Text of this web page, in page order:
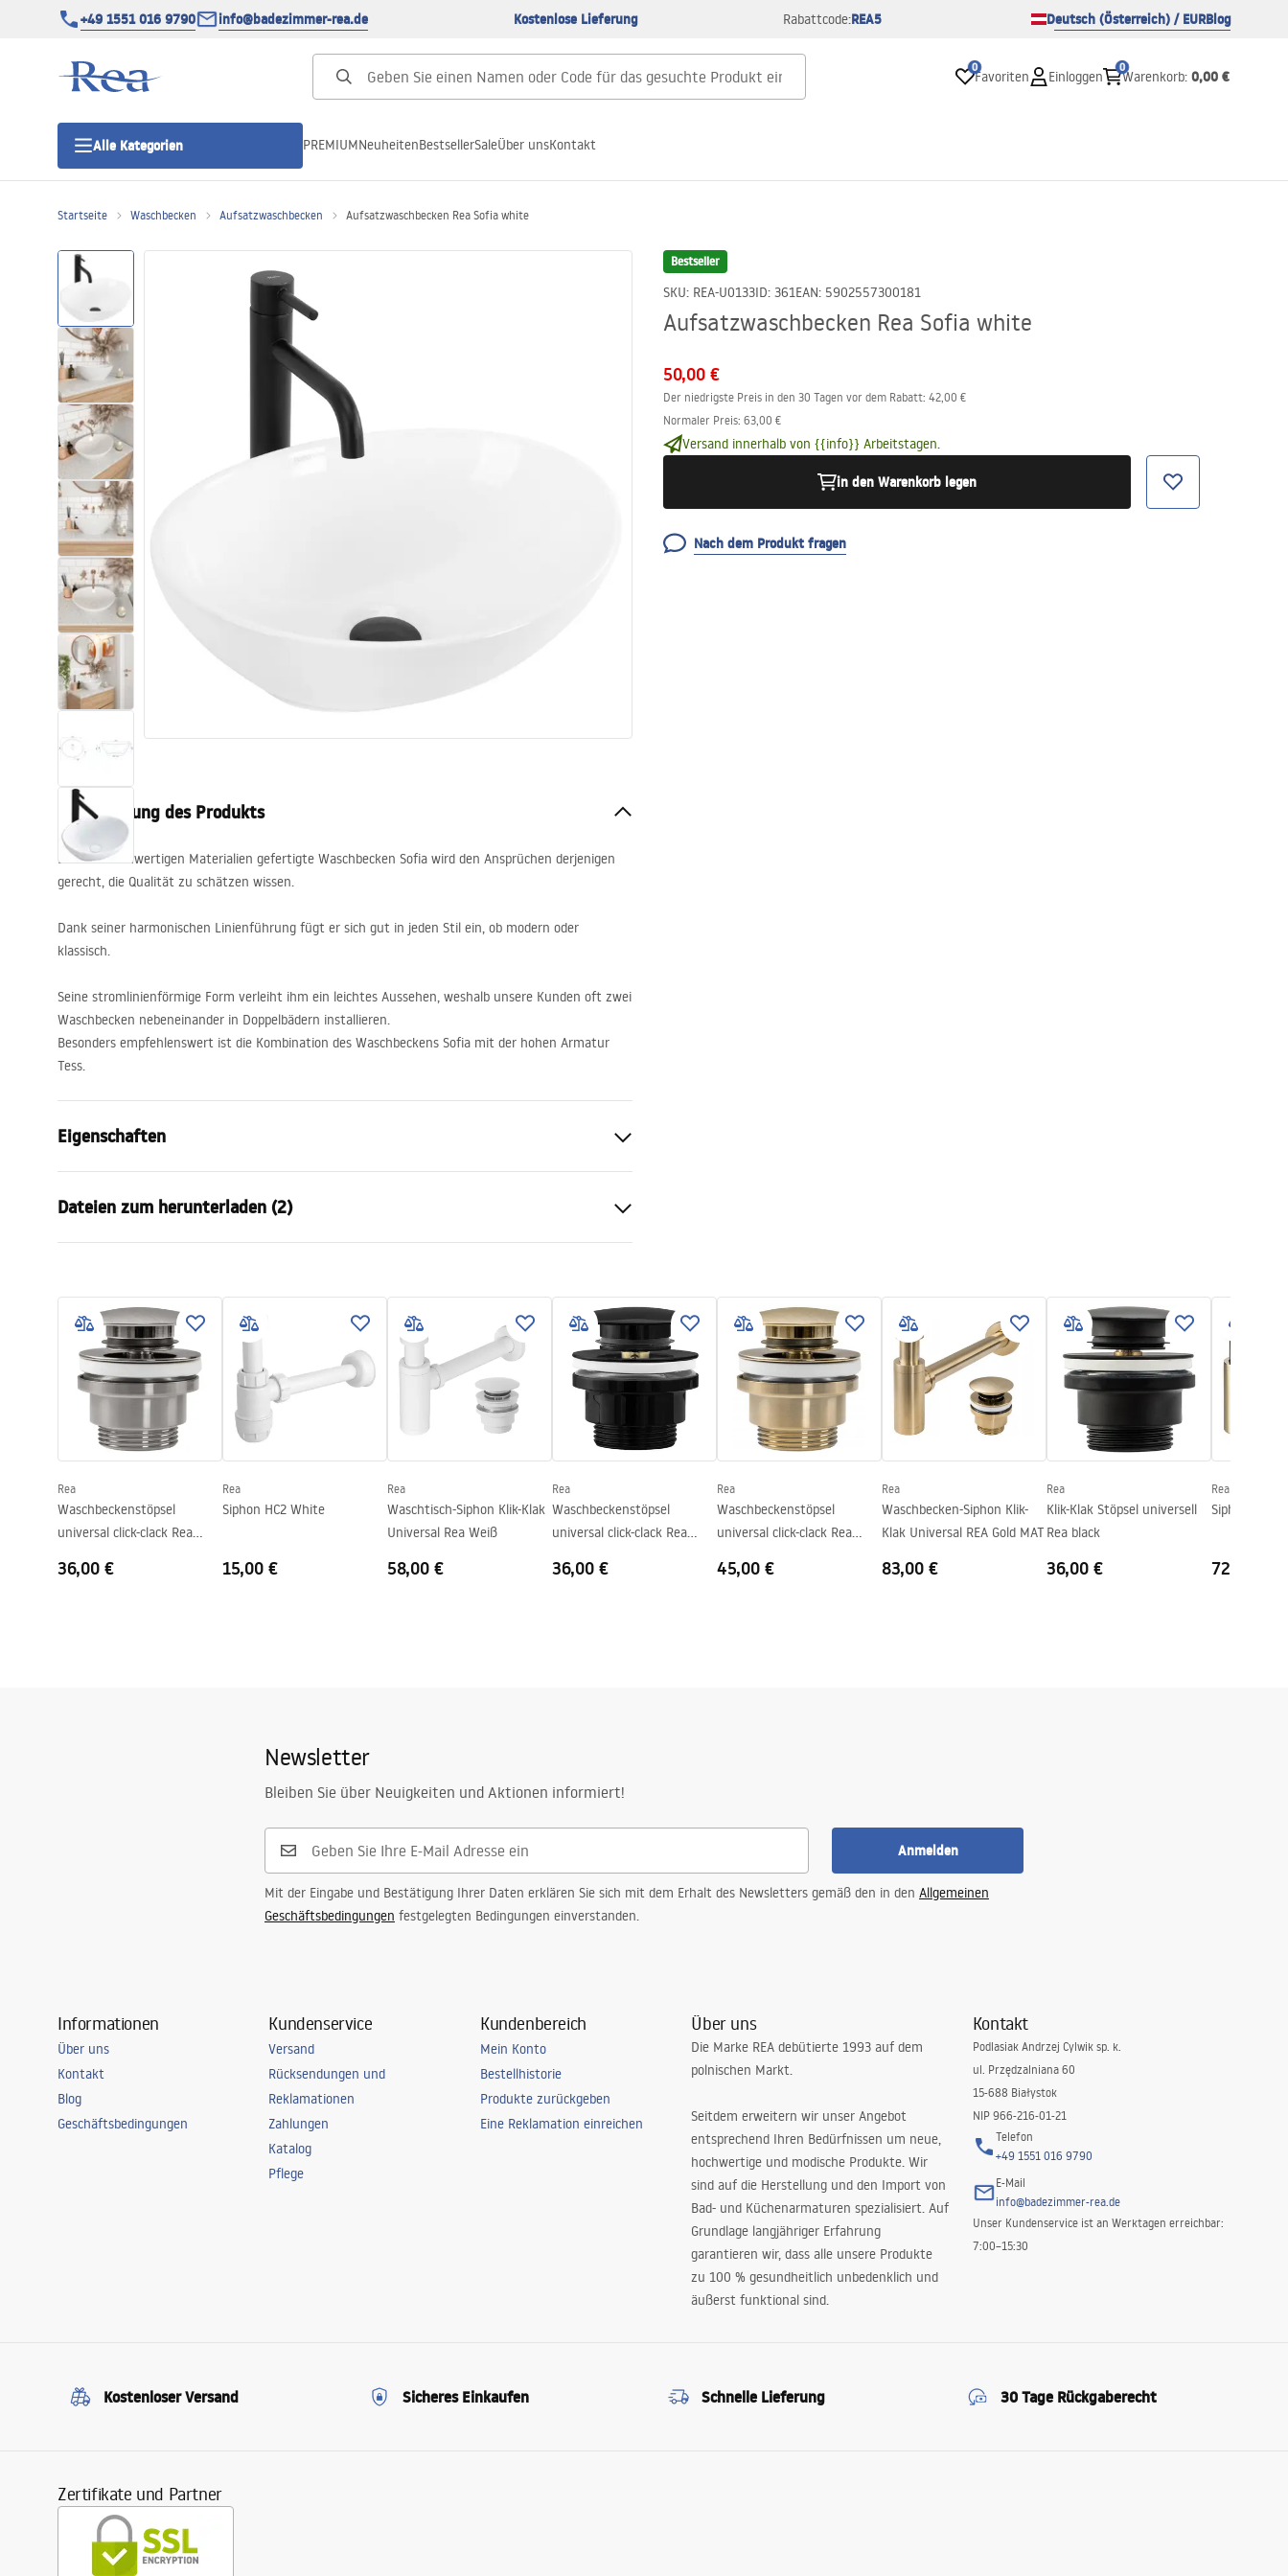
+49 1551 016 9790 info@badezimmer-rea.de Kostenlose Lieferung Rabattcode:REA5 Deutsch (Österreich) / EURBlog
0
Favoriten Einloggen
0
Warenkorb: 0,00 €
Alle Kategorien
Duschwannen
Duschrinnen
Toiletten
Waschbecken
Wannen und
Badewannenaufsätze
Badarmaturen
Duschen
Kitchen
Badezimmerzubehör und Möbel
PREMIUMNeuheitenBestsellerSaleÜber unsKontakt
Startseite Waschbecken Aufsatzwaschbecken Aufsatzwaschbecken Rea Sofia white
Bestseller
SKU: REA-U0133ID: 361EAN: 5902557300181
Aufsatzwaschbecken Rea Sofia white
50,00 €
Der niedrigste Preis in den 30 Tagen vor dem Rabatt: 42,00 €
Normaler Preis: 63,00 €
Versand innerhalb von {{info}} Arbeitstagen.
in den Warenkorb legen
Nach dem Produkt fragen
Beschreibung des Produkts
Das aus hochwertigen Materialien gefertigte Waschbecken Sofia wird den Ansprüchen derjenigen
gerecht, die Qualität zu schätzen wissen.
Dank seiner harmonischen Linienführung fügt er sich gut in jeden Stil ein, ob modern oder
klassisch.
Seine stromlinienförmige Form verleiht ihm ein leichtes Aussehen, weshalb unsere Kunden oft zwei
Waschbecken nebeneinander in Doppelbädern installieren.
Besonders empfehlenswert ist die Kombination des Waschbeckens Sofia mit der hohen Armatur
Tess.
Eigenschaften
Material
Farbe
Weiß
Länge
Breite
mm
Höhe
150
mm
Tiefe
Form
Armaturloch
Nicht
Überlauf Loch
Nicht
Dateien zum herunterladen (2)
Basin.pdf
Warranty_Terms_and_Conditions_
Basins_-_5.pdf
Rea
Waschbeckenstöpsel
universal click-clack Rea
36,00 €
Rea
Siphon HC2 White
15,00 €
Rea
Waschtisch-Siphon Klik-Klak
Universal Rea Weiß
58,00 €
Rea
Waschbeckenstöpsel
universal click-clack Rea
36,00 €
Rea
Waschbeckenstöpsel
universal click-clack Rea
45,00 €
Rea
Waschbecken-Siphon Klik-
Klak Universal REA Gold MAT
83,00 €
Rea
Klik-Klak Stöpsel universell
Rea black
36,00 €
Rea
Siphon Klik-
72,00 €
Newsletter
Bleiben Sie über Neuigkeiten und Aktionen informiert!
Anmelden
Mit der Eingabe und Bestätigung Ihrer Daten erklären Sie sich mit dem Erhalt des Newsletters gemäß den in den Allgemeinen
Geschäftsbedingungen festgelegten Bedingungen einverstanden.
Informationen
Über uns
Kontakt
Blog
Geschäftsbedingungen
Kundenservice
Versand
Rücksendungen und
Reklamationen
Zahlungen
Katalog
Pflege
Kundenbereich
Mein Konto
Bestellhistorie
Produkte zurückgeben
Eine Reklamation einreichen
Über uns
Die Marke REA debütierte 1993 auf dem
polnischen Markt.
Seitdem erweitern wir unser Angebot
entsprechend Ihren Bedürfnissen um neue,
hochwertige und modische Produkte. Wir
sind auf die Herstellung und den Import von
Bad- und Küchenarmaturen spezialisiert. Auf
Grundlage langjähriger Erfahrung
garantieren wir, dass alle unsere Produkte
zu 100 % gesundheitlich unbedenklich und
äußerst funktional sind.
Kontakt
Podlasiak Andrzej Cylwik sp. k.
ul. Przędzalniana 60
15-688 Białystok
NIP 966-216-01-21
Telefon
+49 1551 016 9790
E-Mail
info@badezimmer-rea.de
Unser Kundenservice ist an Werktagen erreichbar:
7:00–15:30
Kostenloser Versand Sicheres Einkaufen Schnelle Lieferung 30 Tage Rückgaberecht
Zertifikate und Partner